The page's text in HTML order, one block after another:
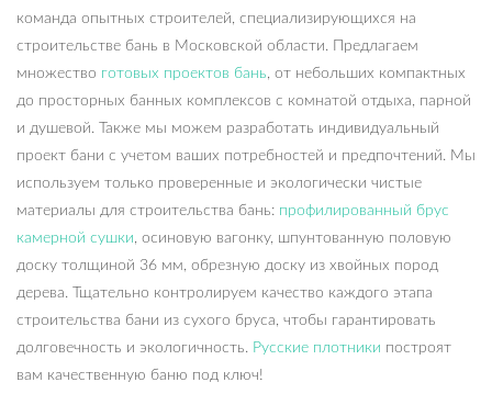
команда опытных строителей, специализирующихся на
строительстве бань в Московской области. Предлагаем
множество готовых проектов бань, от небольших компактных
до просторных банных комплексов с комнатой отдыха, парной
и душевой. Также мы можем разработать индивидуальный
проект бани с учетом ваших потребностей и предпочтений. Мы
используем только проверенные и экологически чистые
материалы для строительства бань: профилированный брус
камерной сушки, осиновую вагонку, шпунтованную половую
доску толщиной 36 мм, обрезную доску из хвойных пород
дерева. Тщательно контролируем качество каждого этапа
строительства бани из сухого бруса, чтобы гарантировать
долговечность и экологичность. Русские плотники построят
вам качественную баню под ключ!